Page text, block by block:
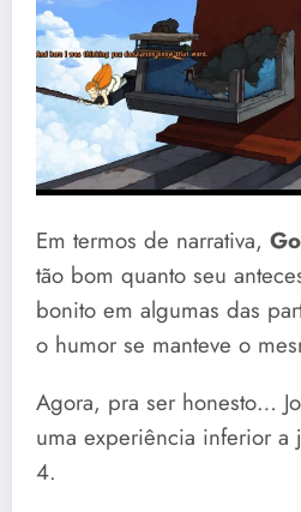
Em termos de narrativa,
tão bom quanto seu
bonito em algumas das
o humor se manteve o
Agora, pra ser honesto…
uma experiência inferior a
4.